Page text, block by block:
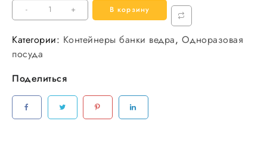
-
Количество
товара
Контейнер
низкий
186*132
мм
+ В корзину
Категории: Контейнеры банки ведра, Одноразовая
посуда
Поделиться